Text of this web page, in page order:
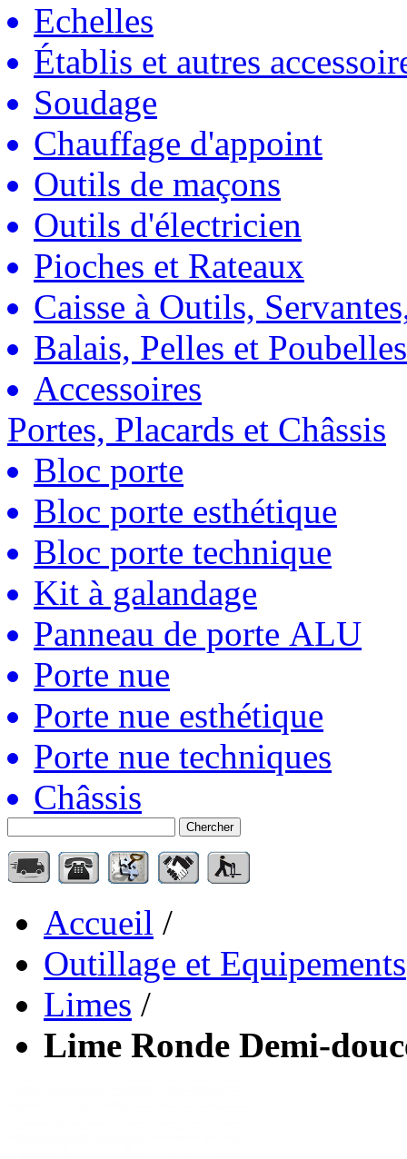
Echelles
Établis et autres
Soudage
Chauffage d'appoint
Outils de maçons
Outils d'électricien
Pioches et Rateaux
Caisse à Outils,
Balais, Pelles et Poubelles
Accessoires
Portes, Placards et Châssis
Bloc porte
Bloc porte esthétique
Bloc porte technique
Kit à galandage
Panneau de porte ALU
Porte nue
Porte nue esthétique
Porte nue techniques
Châssis
Chercher
Accueil /
Outillage et Equipements
Limes /
Lime Ronde Demi-